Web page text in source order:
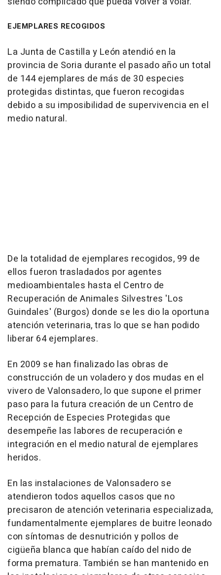
EJEMPLARES RECOGIDOS
La Junta de Castilla y León atendió en la
provincia de Soria durante el pasado año un total
de 144 ejemplares de más de 30 especies
protegidas distintas, que fueron recogidas
debido a su imposibilidad de supervivencia en el
medio natural.
De la totalidad de ejemplares recogidos, 99 de
ellos fueron trasladados por agentes
medioambientales hasta el Centro de
Recuperación de Animales Silvestres 'Los
Guindales' (Burgos) donde se les dio la oportuna
atención veterinaria, tras lo que se han podido
liberar 64 ejemplares.
En 2009 se han finalizado las obras de
construcción de un voladero y dos mudas en el
vivero de Valonsadero, lo que supone el primer
paso para la futura creación de un Centro de
Recepción de Especies Protegidas que
desempeñe las labores de recuperación e
integración en el medio natural de ejemplares
heridos.
En las instalaciones de Valonsadero se
atendieron todos aquellos casos que no
precisaron de atención veterinaria especializada,
fundamentalmente ejemplares de buitre leonado
con síntomas de desnutrición y pollos de
cigüeña blanca que habían caído del nido de
forma prematura. También se han mantenido en